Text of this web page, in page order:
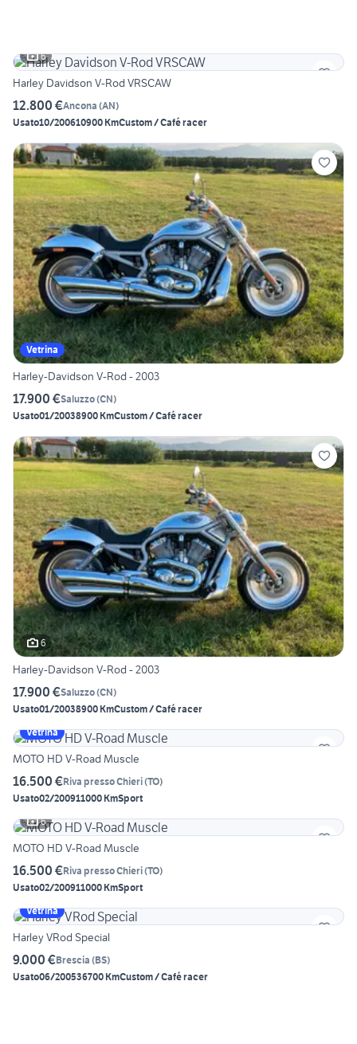
6
Harley Davidson V-Rod VRSCAW
12.800 €Ancona (AN)
Usato10/200610900 KmCustom / Café racer
Vetrina
Harley-Davidson V-Rod - 2003
17.900 €Saluzzo(CN)
Usato01/20038900 KmCustom / Café racer
6
Harley-Davidson V-Rod - 2003
17.900 €Saluzzo(CN)
Usato01/20038900 KmCustom / Café racer
Vetrina
MOTO HD V-Road Muscle
16.500 €Riva presso Chieri(TO)
Usato02/200911000 KmSport
6
MOTO HD V-Road Muscle
16.500 €Riva presso Chieri(TO)
Usato02/200911000 KmSport
Vetrina
Harley VRod Special
9.000 €Brescia (BS)
Usato06/200536700 KmCustom / Café racer